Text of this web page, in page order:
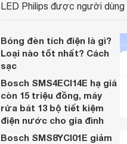
LED Philips được người dùng
dòng sản phẩm của thương
chúng còn có một thiết kế
trọng, mẫu mã đa dạng, tuổi
cao và một giá thành phải
Bóng đèn tích điện là gì?
Loại nào tốt nhất? Cách
sạc
Bosch SMS4ECI14E hạ giá
còn 15 triệu đồng, máy
rửa bát 13 bộ tiết kiệm
điện nước cho gia đình
Bosch SMS8YCI01E giảm